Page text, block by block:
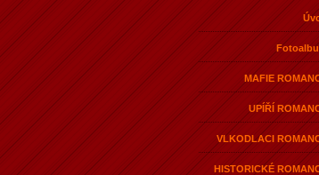
MAFIE
UPÍŘÍ
VLKODLACI
HISTORICKÉ